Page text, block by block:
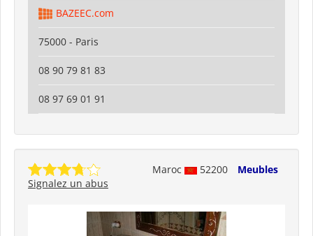
BAZEEC.com
75000 - Paris
08 90 79 81 83
08 97 69 01 91
Maroc 52200
Meubles
Signalez un abus